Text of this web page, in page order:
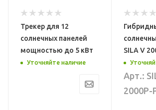
Трекер для 12
солнечных панелей
мощностью до 5 кВт
Уточняйте наличие
5
Функция
подмешивания
SILA V
Арт.:
2000P-